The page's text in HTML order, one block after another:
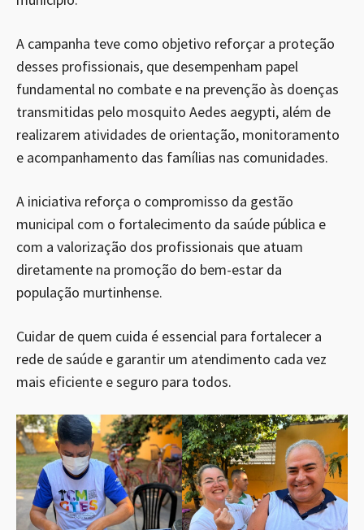
A campanha teve como objetivo reforçar a proteção
desses profissionais, que desempenham papel
fundamental no combate e na prevenção às doenças
transmitidas pelo mosquito Aedes aegypti, além de
realizarem atividades de orientação, monitoramento
e acompanhamento das famílias nas comunidades.
A iniciativa reforça o compromisso da gestão
municipal com o fortalecimento da saúde pública e
com a valorização dos profissionais que atuam
diretamente na promoção do bem-estar da
população murtinhense.
Cuidar de quem cuida é essencial para fortalecer a
rede de saúde e garantir um atendimento cada vez
mais eficiente e seguro para todos.